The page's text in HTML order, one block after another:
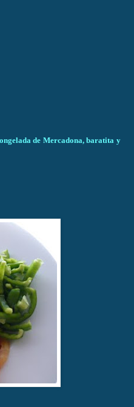
de Mercadona, baratita y